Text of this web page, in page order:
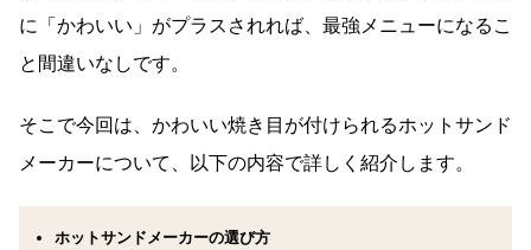
に「かわいい」がプラスされれば、最強メニューになるこ
と間違いなしです。
そこで今回は、かわいい焼き目が付けられるホットサンド
メーカーについて、以下の内容で詳しく紹介します。
ホットサンドメーカーの選び方